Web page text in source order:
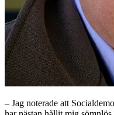
– Jag noterade att